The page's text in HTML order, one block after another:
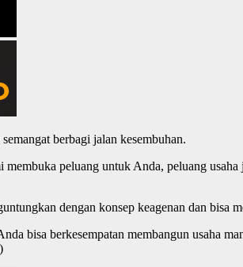
berbagi jalan kesembuhan.
peluang untuk Anda, peluang
dengan konsep keagenan dan bisa
bisa berkesempatan membangun usaha